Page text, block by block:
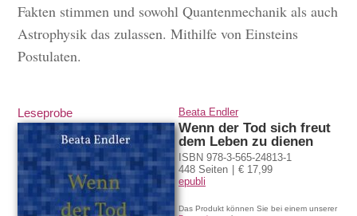
Fakten stimmen und sowohl Quantenmechanik als auch
Astrophysik das zulassen. Mithilfe von Einsteins
Postulaten.
Leseprobe Beata Endler
Wenn der Tod sich freut
dem Leben zu dienen
ISBN 978-3-565-24813-1
448 Seiten
€ 17,99
epubli
Das Produkt können Sie bei einem unserer